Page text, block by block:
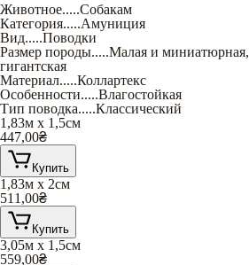
Животное.....Собакам
Категория.....Амуниция
Вид.....Поводки
Размер породы.....Малая и миниатюрная,
гигантская
Материал.....Коллартекс
Особенности.....Влагостойкая
Тип поводка.....Классический
1,83м х 1,5см
447,00₴
Купить
1,83м х 2см
511,00₴
Купить
3,05м х 1,5см
559,00₴